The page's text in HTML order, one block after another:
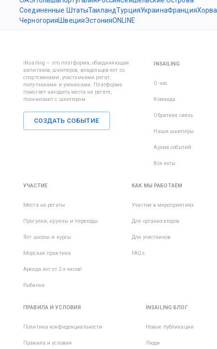
Соединенные ШтатыТаиландТурцияУкраинаФранция
ЧерногорияШвецияЭстонияONLINE
iNsailing – это платформа, объединяющая
капитанов, шкиперов, владельцев яхт со
спортсменами, участниками регат,
попутчиками и учениками. Платформа
помогает находить места на регате,
познакомит с шкипером.
СОЗДАТЬ СОБЫТИЕ
INSAILING
О нас
Команда
Обратная связь
Наши шкиперы
Архив событий
Все яхты
УЧАСТИЕ
Места на регаты
Прогулки, круизы и переходы
Яхт школы и курсы
Морская практика
Аренда яхт от 2-х часов!
Рыбалка
КАК МЫ РАБОТАЕМ
Участие в мероприятиях
Для организаторов
Для участников
FAQs
ПРАВИЛА И УСЛОВИЯ
Политика конфиденциальности
Правила и условия
INSAILING БЛОГ
Новые публикации
Люди